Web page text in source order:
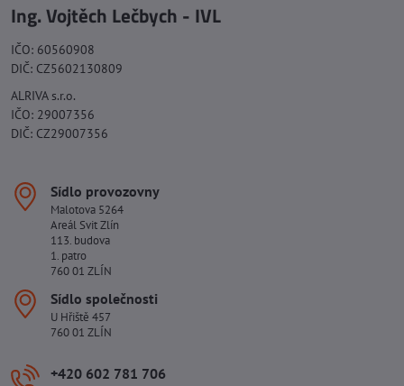
Ing. Vojtěch Lečbych - IVL
IČO: 60560908
DIČ: CZ5602130809
ALRIVA s.r.o.
IČO: 29007356
DIČ: CZ29007356
Sídlo provozovny
Malotova 5264
Areál Svit Zlín
113. budova
1. patro
760 01 ZLÍN
Sídlo společnosti
U Hřiště 457
760 01 ZLÍN
+420 602 781 706